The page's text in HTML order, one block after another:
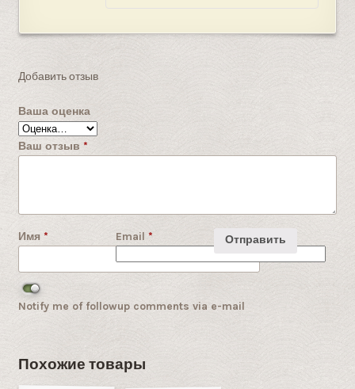
Добавить отзыв
Ваша оценка
Ваш отзыв *
Имя * Email*
Notify me of followup comments via e-mail
Похожие товары